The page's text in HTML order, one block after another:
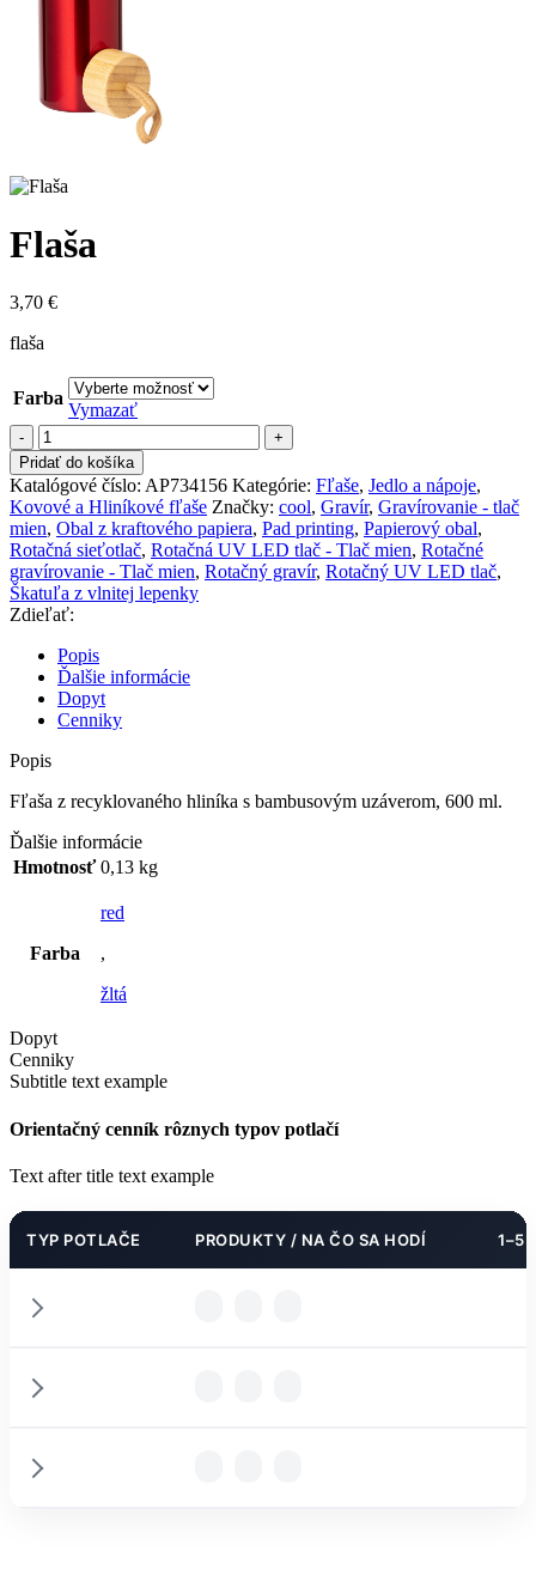
Flaša
3,70 €
flaša
Farba
Vymazať
množstvo
Flaša
Pridať do košíka
Katalógové číslo: AP734156 Kategórie: Fľaše, Jedlo a nápoje,
Kovové a Hliníkové fľaše Značky: cool, Gravír, Gravírovanie - tlač
mien, Obal z kraftového papiera, Pad printing, Papierový obal,
Rotačná sieťotlač, Rotačná UV LED tlač - Tlač mien, Rotačné
gravírovanie - Tlač mien, Rotačný gravír, Rotačný UV LED tlač,
Škatuľa z vlnitej lepenky
Zdieľať:
Popis
Ďalšie informácie
Dopyt
Cenniky
Popis
Fľaša z recyklovaného hliníka s bambusovým uzáverom, 600 ml.
Ďalšie informácie
Hmotnosť 0,13 kg
Farba
red
,
žltá
Dopyt
Cenniky
Subtitle text example
Orientačný cenník rôznych typov potlačí
Text after title text example
TYP POTLAČE PRODUKTY / NA ČO SA HODÍ 1–5